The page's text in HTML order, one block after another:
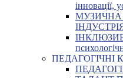
інновації,
МУЗИЧНА
ПЕДАГОГІЧНІ